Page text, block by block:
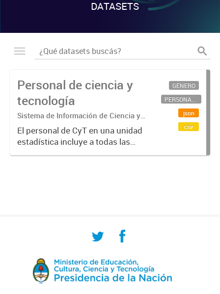
DATASETS
Personal de ciencia y
tecnología
Sistema de Información de Ciencia y
Tecnología Argentino (SICYTAR)
El personal de CyT en una unidad
estadística incluye a todas las
personas involucradas
GÉNERO
PERSONAL CIENTÍFICO-TECNOLÓGICO
json
csv